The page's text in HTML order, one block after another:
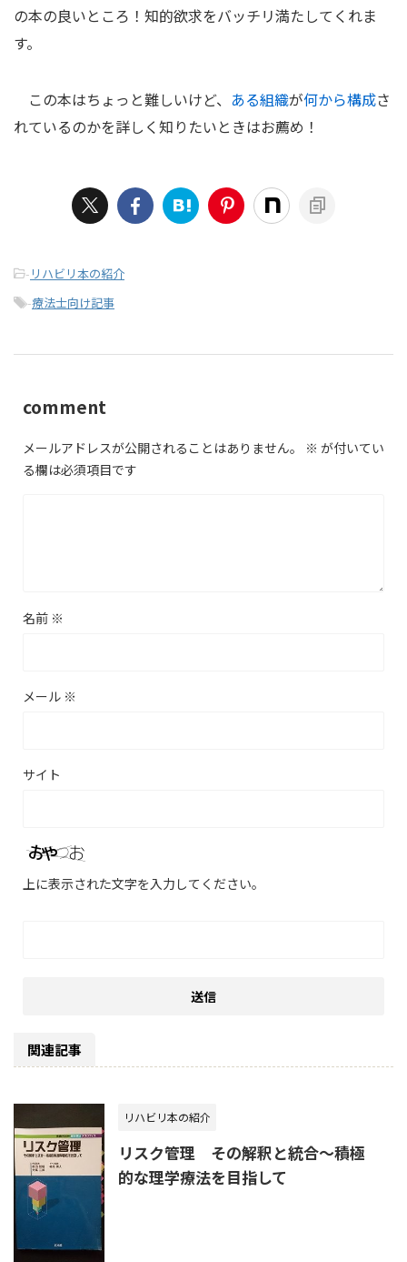
の本の良いところ！知的欲求をバッチリ満たしてくれま
す。
この本はちょっと難しいけど、 ある組織が何から構成さ
れているのかを詳しく知りたいときはお薦め！
- リハビリ本の紹介
-療法士向け記事
comment
メールアドレスが公開されることはありません。 ※ が付いてい
る欄は必須項目です
名前 ※
メール ※
サイト
上に表示された文字を入力してください。
関連記事
リハビリ本の紹介
リスク管理 その解釈と統合～積極
的な理学療法を目指して